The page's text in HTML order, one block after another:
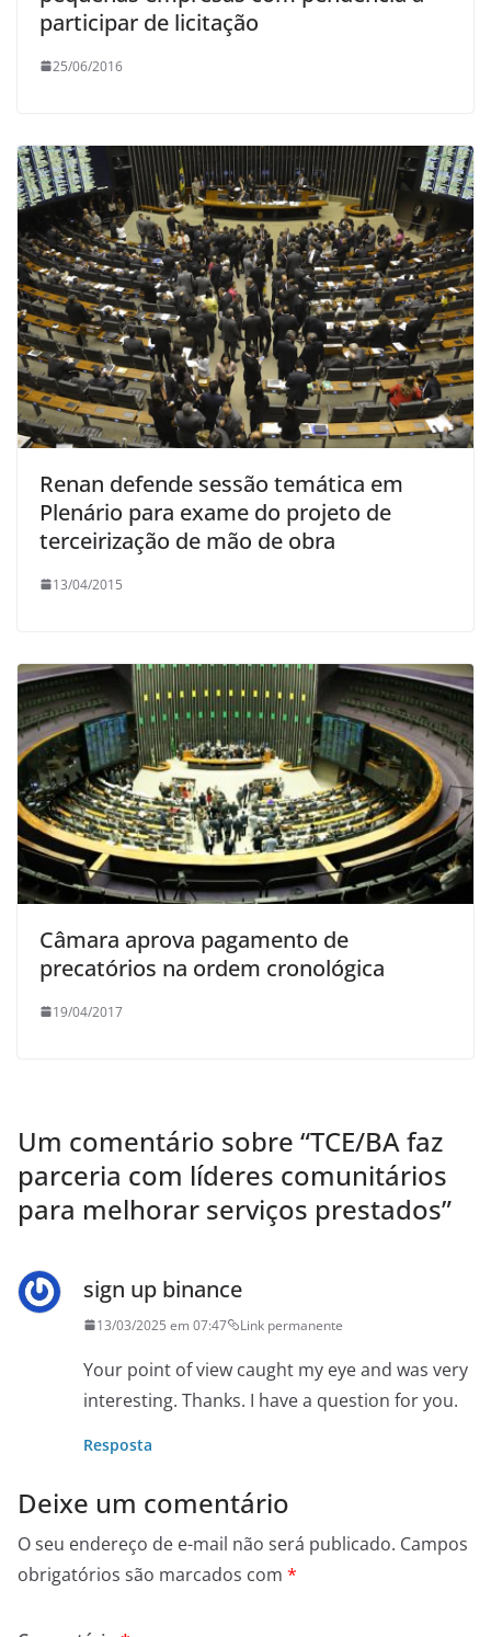
participar de licitação
25/06/2016
Renan defende sessão temática em
Plenário para exame do projeto de
terceirização de mão de obra
13/04/2015
Câmara aprova pagamento de
precatórios na ordem cronológica
19/04/2017
Um comentário sobre “TCE/BA faz
parceria com líderes comunitários
para melhorar serviços prestados”
sign up binance
13/03/2025 em 07:47 Link permanente
Your point of view caught my eye and was very
interesting. Thanks. I have a question for you.
Resposta
Deixe um comentário
O seu endereço de e-mail não será publicado. Campos
obrigatórios são marcados com *